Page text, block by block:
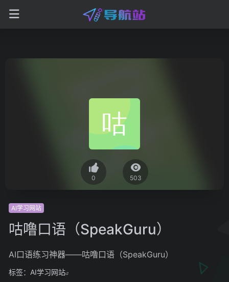
0 503
AI学习网站
咕噜口语（SpeakGuru）
AI口语练习神器——咕噜口语（SpeakGuru）
标签： AI学习网站